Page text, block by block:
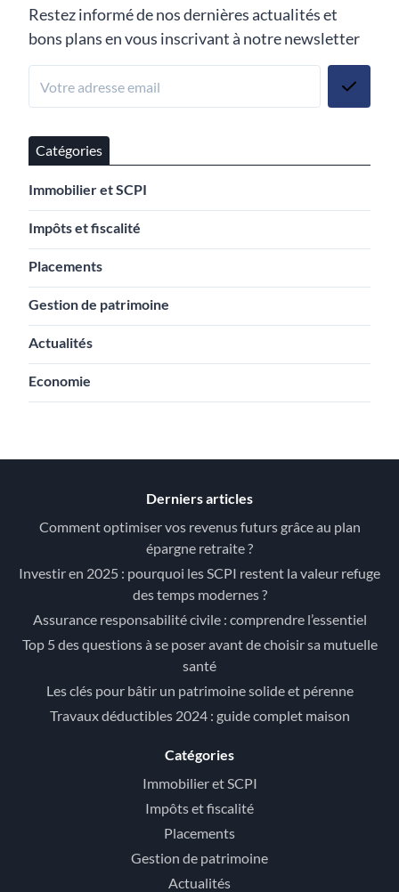
Restez informé de nos dernières actualités et
bons plans en vous inscrivant à notre newsletter
Catégories
Immobilier et SCPI
Impôts et fiscalité
Placements
Gestion de patrimoine
Actualités
Economie
Derniers articles
Comment optimiser vos revenus futurs grâce au plan
épargne retraite ?
Investir en 2025 : pourquoi les SCPI restent la valeur refuge
des temps modernes ?
Assurance responsabilité civile : comprendre l’essentiel
Top 5 des questions à se poser avant de choisir sa mutuelle
santé
Les clés pour bâtir un patrimoine solide et pérenne
Travaux déductibles 2024 : guide complet maison
Catégories
Immobilier et SCPI
Impôts et fiscalité
Placements
Gestion de patrimoine
Actualités